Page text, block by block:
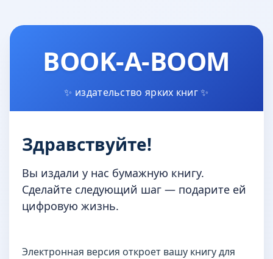
BOOK-A-BOOM
✨ издательство ярких книг ✨
Здравствуйте!
Вы издали у нас бумажную книгу.
Сделайте следующий шаг — подарите ей
цифровую жизнь.
Электронная версия откроет вашу книгу для